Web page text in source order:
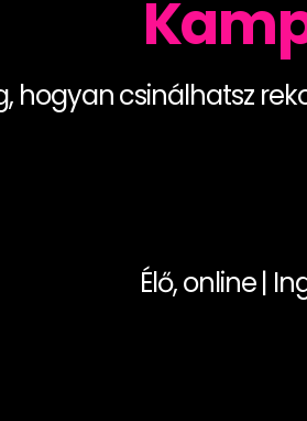
hogyan csinálhatsz
Élő, online |